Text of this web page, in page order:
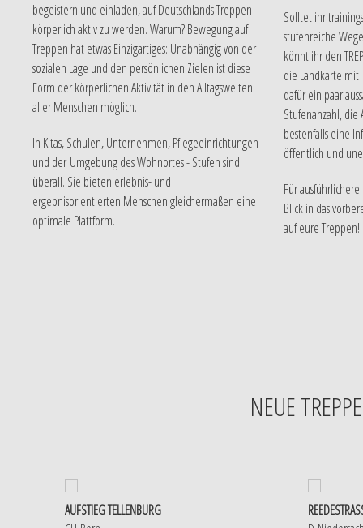
begeistern und einladen, auf Deutschlands Treppen
körperlich aktiv zu werden. Warum? Bewegung auf
Treppen hat etwas Einzigartiges: Unabhängig von der
sozialen Lage und den persönlichen Zielen ist diese
Form der körperlichen Aktivität in den Alltagswelten
aller Menschen möglich.
In Kitas, Schulen, Unternehmen, Pflegeeinrichtungen
und der Umgebung des Wohnortes - Stufen sind
überall. Sie bieten erlebnis- und
ergebnisorientierten Menschen gleichermaßen eine
optimale Plattform.
Solltet ihr
stufenreiche
könnt ihr den
die Landkarte
dafür ein paar
Stufenanzahl, die
bestenfalls eine
öffentlich und
Für
Blick in das
auf eure Treppen!
NEUE
AUFSTIEG TELLENBURG